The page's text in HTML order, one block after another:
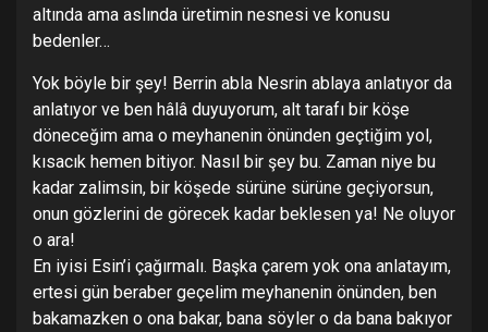
altında ama aslında üretimin nesnesi ve konusu
bedenler…
Yok böyle bir şey! Berrin abla Nesrin ablaya anlatıyor da
anlatıyor ve ben hâlâ duyuyorum, alt tarafı bir köşe
döneceğim ama o meyhanenin önünden geçtiğim yol,
kısacık hemen bitiyor. Nasıl bir şey bu. Zaman niye bu
kadar zalimsin, bir köşede sürüne sürüne geçiyorsun,
onun gözlerini de görecek kadar beklesen ya! Ne oluyor
o ara!
En iyisi Esin’i çağırmalı. Başka çarem yok ona anlatayım,
ertesi gün beraber geçelim meyhanenin önünden, ben
bakamazken o ona bakar, bana söyler o da bana bakıyor